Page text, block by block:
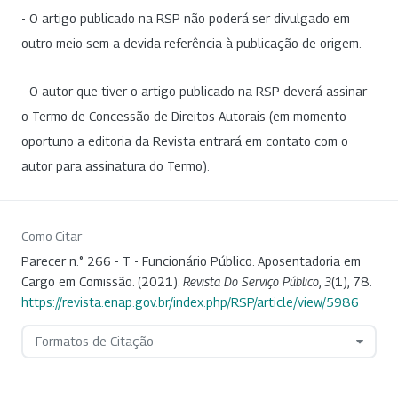
- O artigo publicado na RSP não poderá ser divulgado em
outro meio sem a devida referência à publicação de origem.
- O autor que tiver o artigo publicado na RSP deverá assinar
o Termo de Concessão de Direitos Autorais (em momento
oportuno a editoria da Revista entrará em contato com o
autor para assinatura do Termo).
Como Citar
Parecer n.° 266 - T - Funcionário Público. Aposentadoria em
Cargo em Comissão. (2021). Revista Do Serviço Público 3(1), 78.
https://revista.enap.gov.br/index.php/RSP/article/view/5986
Formatos de Citação